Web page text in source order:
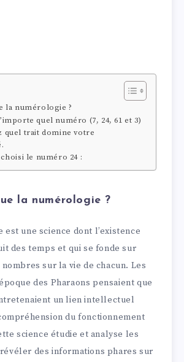
la numérologie ?
quel numéro (7, 24, 61 et 3)
quel trait domine votre
le numéro 24 :
la numérologie ?
est une science dont l’existence
des temps et qui se fonde sur
sur la vie de chacun. Les
des Pharaons pensaient que
un lien intellectuel
du fonctionnement
science étudie et analyse les
des informations phares sur